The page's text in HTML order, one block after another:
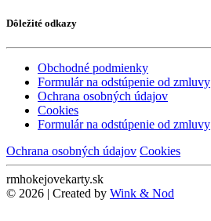
Dôležité odkazy
Obchodné podmienky
Formulár na odstúpenie od zmluvy
Ochrana osobných údajov
Cookies
Formulár na odstúpenie od zmluvy
Ochrana osobných údajov Cookies
rmhokejovekarty.sk
© 2026 | Created by Wink & Nod